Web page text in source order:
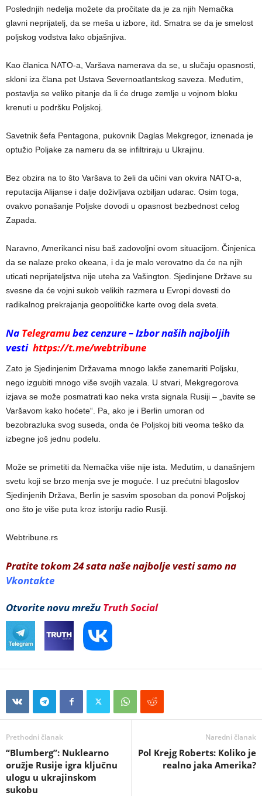
Poslednjih nedelja možete da pročitate da je za njih Nemačka
glavni neprijatelj, da se meša u izbore, itd. Smatra se da je smelost
poljskog vođstva lako objašnjiva.
Kao članica NATO-a, Varšava namerava da se, u slučaju opasnosti,
skloni iza člana pet Ustava Severnoatlantskog saveza. Međutim,
postavlja se veliko pitanje da li će druge zemlje u vojnom bloku
krenuti u podršku Poljskoj.
Savetnik šefa Pentagona, pukovnik Daglas Mekgregor, iznenada je
optužio Poljake za nameru da se infiltriraju u Ukrajinu.
Bez obzira na to što Varšava to želi da učini van okvira NATO-a,
reputacija Alijanse i dalje doživljava ozbiljan udarac. Osim toga,
ovakvo ponašanje Poljske dovodi u opasnost bezbednost celog
Zapada.
Naravno, Amerikanci nisu baš zadovoljni ovom situacijom. Činjenica
da se nalaze preko okeana, i da je malo verovatno da će na njih
uticati neprijateljstva nije uteha za Vašington. Sjedinjene Države su
svesne da će vojni sukob velikih razmera u Evropi dovesti do
radikalnog prekrajanja geopolitičke karte ovog dela sveta.
Na Telegramubez cenzure – Izbor naših najboljih
vestihttps://t.me/webtribune
Zato je Sjedinjenim Državama mnogo lakše zanemariti Poljsku,
nego izgubiti mnogo više svojih vazala. U stvari, Mekgregorova
izjava se može posmatrati kao neka vrsta signala Rusiji – „bavite se
Varšavom kako hoćete“. Pa, ako je i Berlin umoran od
bezobrazluka svog suseda, onda će Poljskoj biti veoma teško da
izbegne još jednu podelu.
Može se primetiti da Nemačka više nije ista. Međutim, u današnjem
svetu koji se brzo menja sve je moguće. I uz prećutni blagoslov
Sjedinjenih Država, Berlin je sasvim sposoban da ponovi Poljskoj
ono što je više puta kroz istoriju radio Rusiji.
Webtribune.rs
Pratite tokom 24 sata naše najbolje vesti samo na
Vkontakte
Otvorite novu mrežu Truth Social
Prethodni članak
“Blumberg”: Nuklearno
oružje Rusije igra ključnu
ulogu u ukrajinskom
sukobu
Naredni članak
Pol Krejg Roberts: Koliko je
realno jaka Amerika?